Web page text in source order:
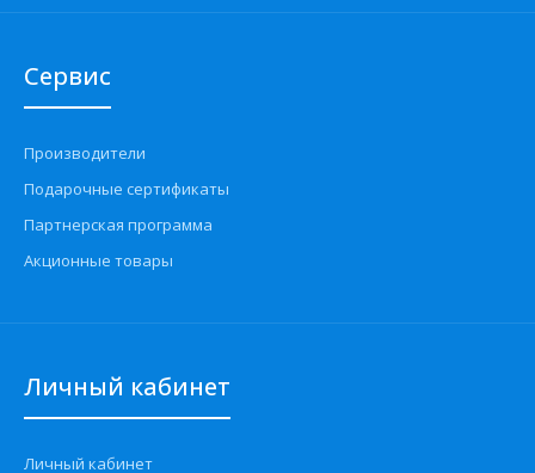
Сервис
Производители
Подарочные сертификаты
Партнерская программа
Акционные товары
Личный кабинет
Личный кабинет